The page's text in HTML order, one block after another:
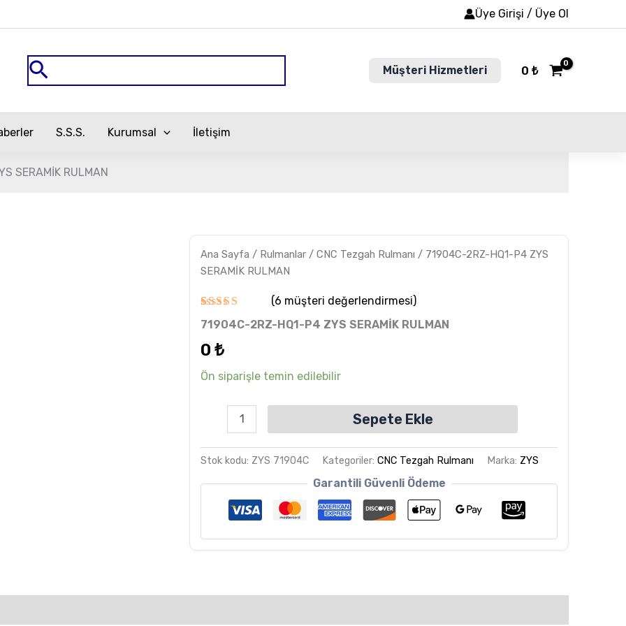
Üye Girişi / Üye Ol
Arama Müşteri Hizmetleri 0 ₺
S.S.S. Kurumsal İletişim
SERAMİK RULMAN
Ana Sayfa / Rulmanlar /CNC Tezgah Rulmanı / 71904C-2RZ-HQ1-P4 ZYS
SERAMİK RULMAN
6
müşteri
puanına
5 üzerinden
aldı
(6 müşteri değerlendirmesi)
71904C-2RZ-HQ1-P4 ZYS SERAMİK RULMAN
0₺
Ön siparişle temin edilebilir
2RZ-
HQ1-
ZYS
RULMAN
Sepete Ekle
Stok kodu: ZYS 71904C Kategoriler:CNC Tezgah Rulmanı Marka: ZYS
Garantili Güvenli Ödeme